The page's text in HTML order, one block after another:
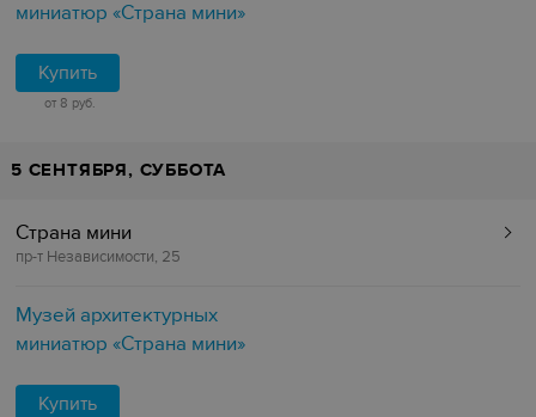
миниатюр «Страна мини»
Купить
от 8 руб.
5 СЕНТЯБРЯ, СУББОТА
Страна мини
пр-т Независимости, 25
Музей архитектурных
миниатюр «Страна мини»
Купить